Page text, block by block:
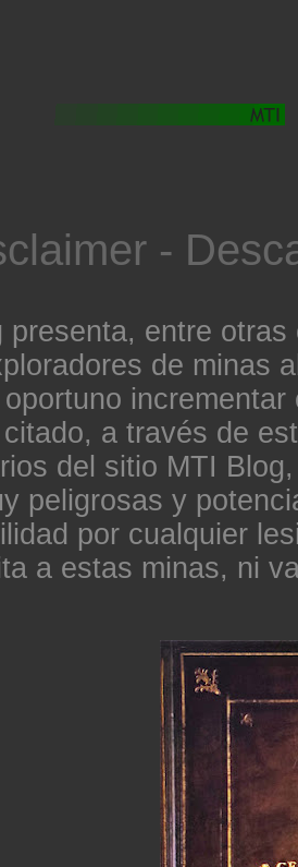
-
presenta, entre
de minas
a través de
del sitio MTI
peligrosas y
por cualquier
a estas minas, ni